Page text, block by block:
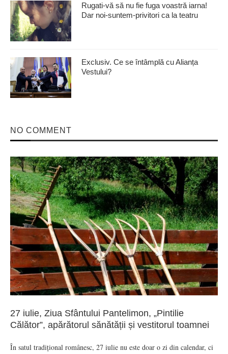
Rugati-vă să nu fie fuga voastră iarna!
Dar noi-suntem-privitori ca la teatru
Exclusiv. Ce se întâmplă cu Alianța
Vestului?
NO COMMENT
27 iulie, Ziua Sfântului Pantelimon, „Pintilie
Călător”, apărătorul sănătății și vestitorul toamnei
În satul tradițional românesc, 27 iulie nu este doar o zi din calendar, ci